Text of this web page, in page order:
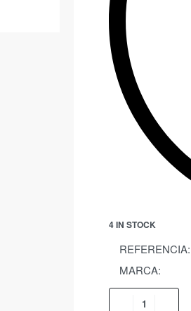
4 IN STOCK
REFERENCIA:
MARCA: